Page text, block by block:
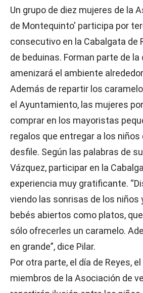
Un grupo de diez mujeres de la
de Montequinto' participa por
consecutivo en la Cabalgata de
de beduinas. Forman parte de la
amenizará el ambiente
Además de repartir los
el Ayuntamiento, las mujeres
comprar en los mayoristas
regalos que entregar a los
desfile. Según las palabras de
Vázquez, participar en la
experiencia muy gratificante.
viendo las sonrisas de los niños
bebés abiertos como platos,
sólo ofrecerles un caramelo.
en grande”, dice Pilar.
Por otra parte, el día de Reyes,
miembros de la Asociación de